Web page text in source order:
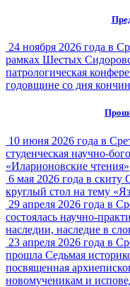
24 ноября 2026 года в
рамках Шестых
патрологическая
годовщине со дня
10 июня 2026 года в
студенческая научно-
«Иларионовские чтения»
6 мая 2026 года в скиту
круглый стол на тему
29 апреля 2026 года в
состоялась научно-
наследии, наследие в
23 апреля 2026 года в
прошла Седьмая
посвященная
новомученикам и